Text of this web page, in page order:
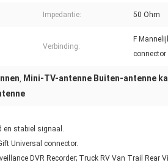
Impedantie: 50 Ohm
Verbinding:
F
connector
, Mini-TV-antenne Buiten-antenne
en stabiel signaal.
Universal connector.
DVR Recorder; Truck RV Van Trail Rear